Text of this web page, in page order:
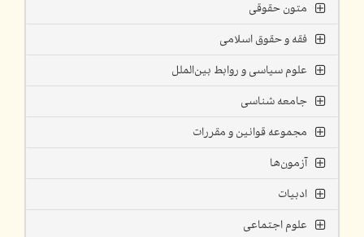
متون حقوقی
فقه و حقوق اسلامی
علوم سیاسی و روابط بین‌الملل
جامعه شناسی
مجموعه قوانین و مقررات
آزمون‌ها
ادبیات
علوم اجتماعی